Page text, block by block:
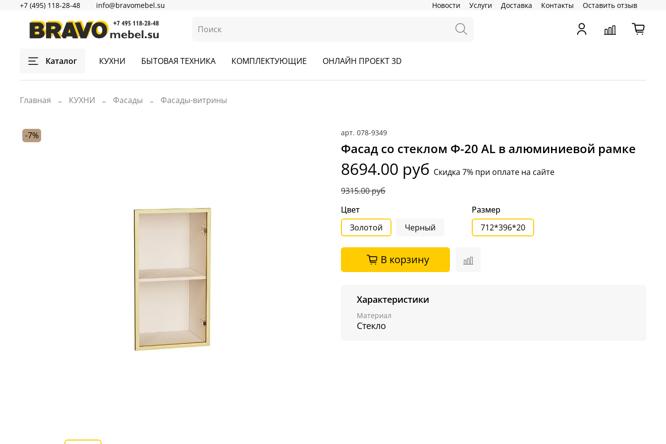
Новости Услуги Доставка Контакты Оставить отзыв
+7 (495) 118-28-48 info@bravomebel.su
Каталог КУХНИ БЫТОВАЯ ТЕХНИКА КОМПЛЕКТУЮЩИЕ ОНЛАЙН ПРОЕКТ 3D
Главная КУХНИ Фасады Фасады-витрины
-7% арт. 078-9349
Фасад со стеклом Ф-20 AL в алюминиевой рамке
8694.00 руб Скидка 7% при оплате на сайте
9315.00 руб
Цвет
Золотой
Черный
Размер
712*396*20
В корзину
Характеристики
Материал
Стекло